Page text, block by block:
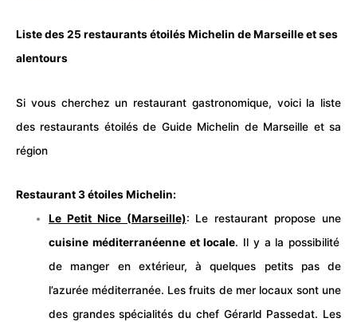
Liste des 25 restaurants étoilés Michelin de Marseille et ses
alentours
Si vous cherchez un restaurant gastronomique, voici la liste
des restaurants étoilés de Guide Michelin de Marseille et sa
région
Restaurant 3 étoiles Michelin:
Le Petit Nice (Marseille): Le restaurant propose une
cuisine méditerranéenne et locale. Il y a la possibilité
de manger en extérieur, à quelques petits pas de
l’azurée méditerranée. Les fruits de mer locaux sont une
des grandes spécialités du chef Gérarld Passedat. Les